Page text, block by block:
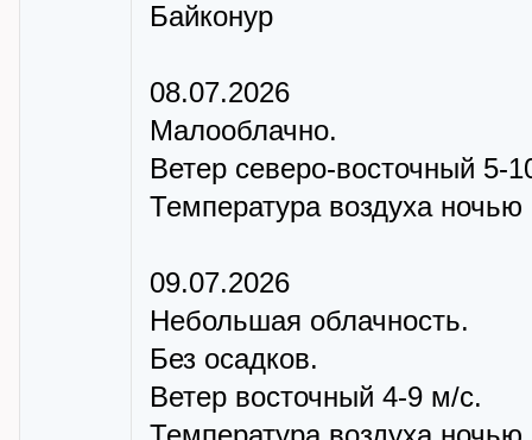
Байконур
08.07.2026
Малооблачно.
Ветер северо-восточный
Температура воздуха
09.07.2026
Небольшая облачность.
Без осадков.
Ветер восточный 4-9 м/с.